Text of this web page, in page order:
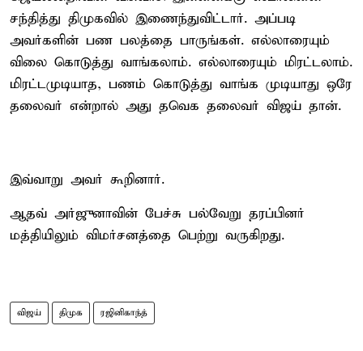
சந்தித்து திமுகவில் இணைந்துவிட்டார். அப்படி
அவர்களின் பண பலத்தை பாருங்கள். எல்லாரையும்
விலை கொடுத்து வாங்கலாம். எல்லாரையும் மிரட்டலாம்.
மிரட்டமுடியாத, பணம் கொடுத்து வாங்க முடியாது ஒரே
தலைவர் என்றால் அது தவெக தலைவர் விஜய் தான்.
இவ்வாறு அவர் கூறினார்.
ஆதவ் அர்ஜுனாவின் பேச்சு பல்வேறு தரப்பினர்
மத்தியிலும் விமர்சனத்தை பெற்று வருகிறது.
விஜய் திமுக ரஜினிகாந்த்